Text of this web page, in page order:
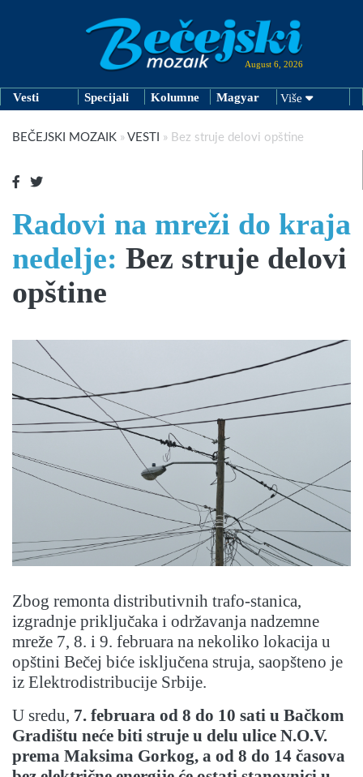
August 6, 2026
Vesti Specijali Kolumne Magyar Više
BEČEJSKI MOZAIK » VESTI » Bez struje delovi opštine
Radovi na mreži do kraja
nedelje: Bez struje delovi
opštine
Zbog remonta distributivnih trafo-stanica,
izgradnje priključaka i održavanja nadzemne
mreže 7, 8. i 9. februara na nekoliko lokacija u
opštini Bečej biće isključena struja, saopšteno je
iz Elektrodistribucije Srbije.
U sredu, 7. februara od 8 do 10 sati u Bačkom
Gradištu neće biti struje u delu ulice N.O.V.
prema Maksima Gorkog, a od 8 do 14 časova